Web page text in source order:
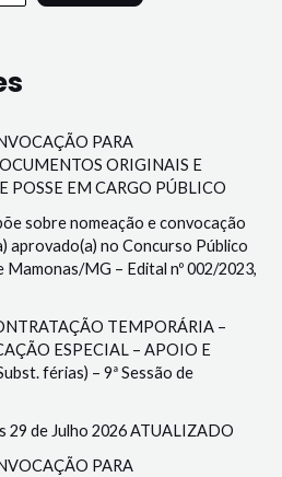
PARA
ORIGINAIS E
POSSE EM CARGO PÚBLICO
sobre nomeação e convocação
aprovado(a) no Concurso Público
MG – Edital nº 002/2023,
TEMPORÁRIA –
ESPECIAL – APOIO E
férias) – 9ª Sessão de
29 de Julho 2026 ATUALIZADO
PARA